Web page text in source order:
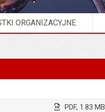
ORGANIZACYJNE
PDF, 1.83 MB